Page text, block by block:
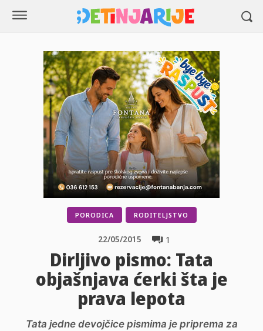
PORODICA RODITELJSTVO
1
22/05/2015
Dirljivo pismo: Tata
objašnjava ćerki šta je
prava lepota
Tata jedne devojčice pismima je priprema za